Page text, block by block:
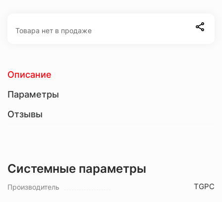
Товара нет в продаже
Описание
Параметры
Отзывы
Системные параметры
Производитель TGPC